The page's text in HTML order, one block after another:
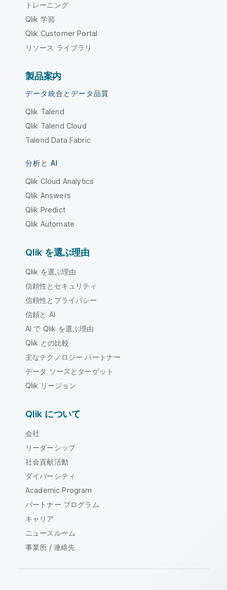
トレーニング
Qlik 学習
Qlik Customer Portal
リソース ライブラリ
製品案内
データ統合とデータ品質
Qlik Talend
Qlik Talend Cloud
Talend Data Fabric
分析と AI
Qlik Cloud Analytics
Qlik Answers
Qlik Predict
Qlik Automate
Qlik を選ぶ理由
Qlik を選ぶ理由
信頼性とセキュリティ
信頼性とプライバシー
信頼と AI
AI で Qlik を選ぶ理由
Qlik との比較
主なテクノロジー パートナー
データ ソースとターゲット
Qlik リージョン
Qlik について
会社
リーダーシップ
社会貢献活動
ダイバーシティ
Academic Program
パートナー プログラム
キャリア
ニュースルーム
事業所 / 連絡先